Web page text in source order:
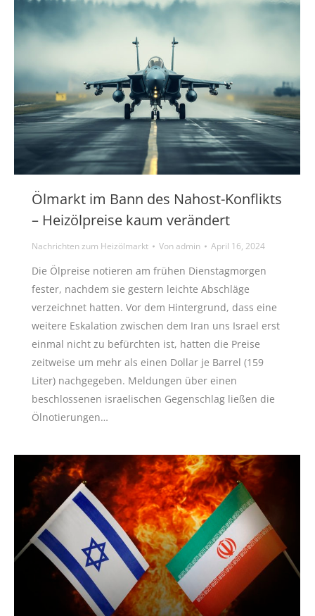
Ölmarkt im Bann des Nahost-Konflikts
– Heizölpreise kaum verändert
Nachrichten zum Heizölmarkt Vonadmin April 16, 2024
Die Ölpreise notieren am frühen Dienstagmorgen
fester, nachdem sie gestern leichte Abschläge
verzeichnet hatten. Vor dem Hintergrund, dass eine
weitere Eskalation zwischen dem Iran uns Israel erst
einmal nicht zu befürchten ist, hatten die Preise
zeitweise um mehr als einen Dollar je Barrel (159
Liter) nachgegeben. Meldungen über einen
beschlossenen israelischen Gegenschlag ließen die
Ölnotierungen…